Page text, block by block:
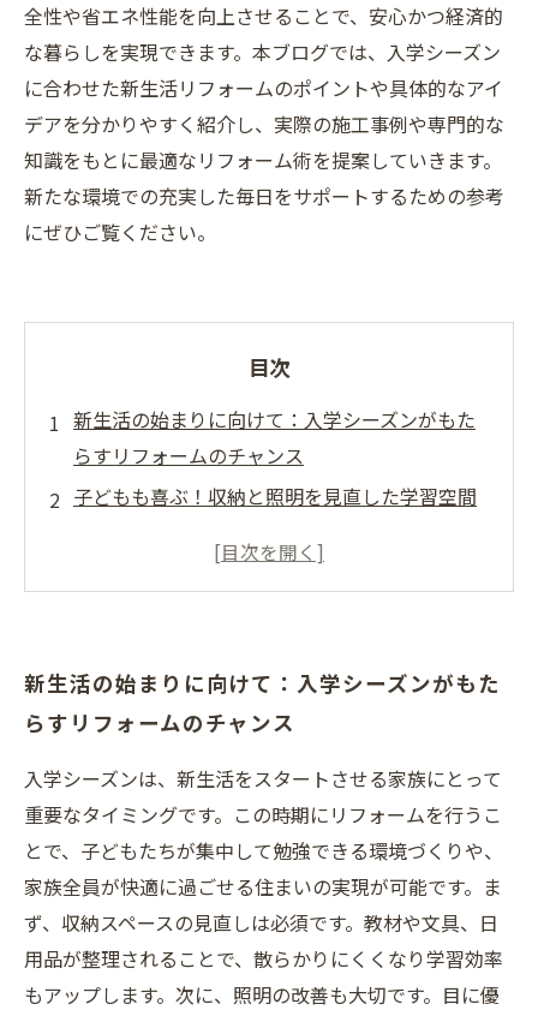
全性や省エネ性能を向上させることで、安心かつ経済的
な暮らしを実現できます。本ブログでは、入学シーズン
に合わせた新生活リフォームのポイントや具体的なアイ
デアを分かりやすく紹介し、実際の施工事例や専門的な
知識をもとに最適なリフォーム術を提案していきます。
新たな環境での充実した毎日をサポートするための参考
にぜひご覧ください。
目次
新生活の始まりに向けて：入学シーズンがもた
らすリフォームのチャンス
子どもも喜ぶ！収納と照明を見直した学習空間
騒音対策で集中力アップ：家族の快適な暮らし
リフォーム術
実例紹介：入学シーズンに効果抜群のリフォー
ム成功ストーリー
入学シーズンに最適な新生活リフォームの基本
知識
新生活スタートを完全サポート！リフォームで
叶える快適な毎日
新生活の始まりに向けて：入学シーズンがもた
らすリフォームのチャンス
入学シーズンは、新生活をスタートさせる家族にとって
重要なタイミングです。この時期にリフォームを行うこ
とで、子どもたちが集中して勉強できる環境づくりや、
家族全員が快適に過ごせる住まいの実現が可能です。ま
ず、収納スペースの見直しは必須です。教材や文具、日
用品が整理されることで、散らかりにくくなり学習効率
もアップします。次に、照明の改善も大切です。目に優